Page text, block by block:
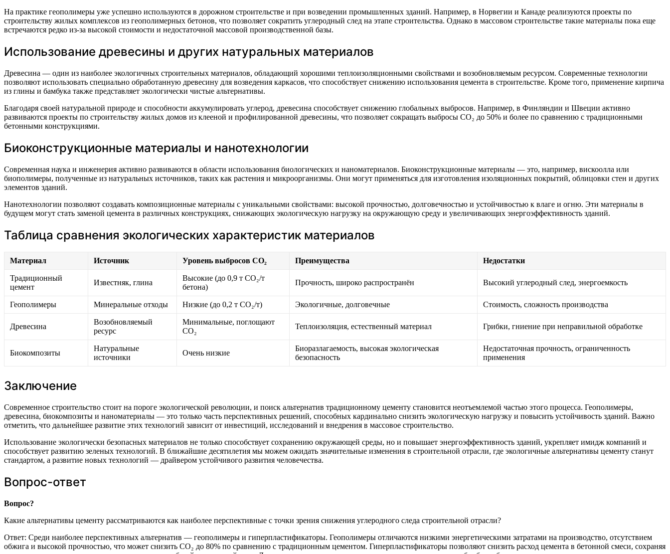
На практике геополимеры уже успешно используются в дорожном строительстве и при возведении промышленных зданий. Например, в Норвегии и Канаде реализуются проекты по
строительству жилых комплексов из геополимерных бетонов, что позволяет сократить углеродный след на этапе строительства. Однако в массовом строительстве такие материалы пока еще
встречаются редко из-за высокой стоимости и недостаточной массовой производственной базы.
Использование древесины и других натуральных материалов
Древесина — один из наиболее экологичных строительных материалов, обладающий хорошими теплоизоляционными свойствами и возобновляемым ресурсом. Современные технологии
позволяют использовать специально обработанную древесину для возведения каркасов, что способствует снижению использования цемента в строительстве. Кроме того, применение кирпича
из глины и бамбука также представляет экологически чистые альтернативы.
Благодаря своей натуральной природе и способности аккумулировать углерод, древесина способствует снижению глобальных выбросов. Например, в Финляндии и Швеции активно
развиваются проекты по строительству жилых домов из клееной и профилированной древесины, что позволяет сокращать выбросы CO₂ до 50% и более по сравнению с традиционными
бетонными конструкциями.
Биоконструкционные материалы и нанотехнологии
Современная наука и инженерия активно развиваются в области использования биологических и наноматериалов. Биоконструкционные материалы — это, например, вискоолла или
биополимеры, полученные из натуральных источников, таких как растения и микроорганизмы. Они могут применяться для изготовления изоляционных покрытий, облицовки стен и других
элементов зданий.
Нанотехнологии позволяют создавать композиционные материалы с уникальными свойствами: высокой прочностью, долговечностью и устойчивостью к влаге и огню. Эти материалы в
будущем могут стать заменой цемента в различных конструкциях, снижающих экологическую нагрузку на окружающую среду и увеличивающих энергоэффективность зданий.
Таблица сравнения экологических характеристик материалов
Материал Источник Уровень выбросов CO₂ Преимущества Недостатки
Традиционный
цемент
Известняк, глина
Высокие (до 0,9 т CO₂/т
бетона)
Прочность, широко распространён Высокий углеродный след, энергоемкость
Геополимеры Минеральные отходы Низкие (до 0,2 т CO₂/т) Экологичные, долговечные Стоимость, сложность производства
Древесина
Возобновляемый
ресурс
Минимальные, поглощают
CO₂
Теплоизоляция, естественный материал Грибки, гниение при неправильной обработке
Биокомпозиты
Натуральные
источники
Очень низкие
Биоразлагаемость, высокая экологическая
безопасность
Недостаточная прочность, ограниченность
применения
Заключение
Современное строительство стоит на пороге экологической революции, и поиск альтернатив традиционному цементу становится неотъемлемой частью этого процесса. Геополимеры,
древесина, биокомпозиты и наноматериалы — это только часть перспективных решений, способных кардинально снизить экологическую нагрузку и повысить устойчивость зданий. Важно
отметить, что дальнейшее развитие этих технологий зависит от инвестиций, исследований и внедрения в массовое строительство.
Использование экологически безопасных материалов не только способствует сохранению окружающей среды, но и повышает энергоэффективность зданий, укрепляет имидж компаний и
способствует развитию зеленых технологий. В ближайшие десятилетия мы можем ожидать значительные изменения в строительной отрасли, где экологичные альтернативы цементу станут
стандартом, а развитие новых технологий — драйвером устойчивого развития человечества.
Вопрос-ответ
Вопрос?
Какие альтернативы цементу рассматриваются как наиболее перспективные с точки зрения снижения углеродного следа строительной отрасли?
Ответ: Среди наиболее перспективных альтернатив — геополимеры и гиперпластификаторы. Геополимеры отличаются низкими энергетическими затратами на производство, отсутствием
обжига и высокой прочностью, что может снизить CO₂ до 80% по сравнению с традиционным цементом. Гиперпластификаторы позволяют снизить расход цемента в бетонной смеси, сохраняя